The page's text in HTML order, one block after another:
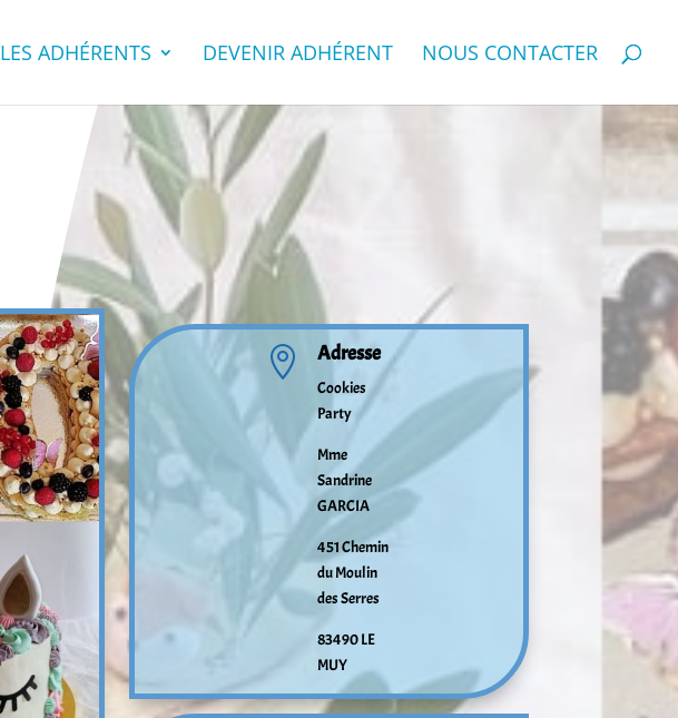
LES ADHÉRENTS DEVENIR ADHÉRENT NOUS CONTACTER
 Adresse
Cookies
Party
Mme
Sandrine
GARCIA
451 Chemin
du Moulin
des Serres
83490 LE
MUY